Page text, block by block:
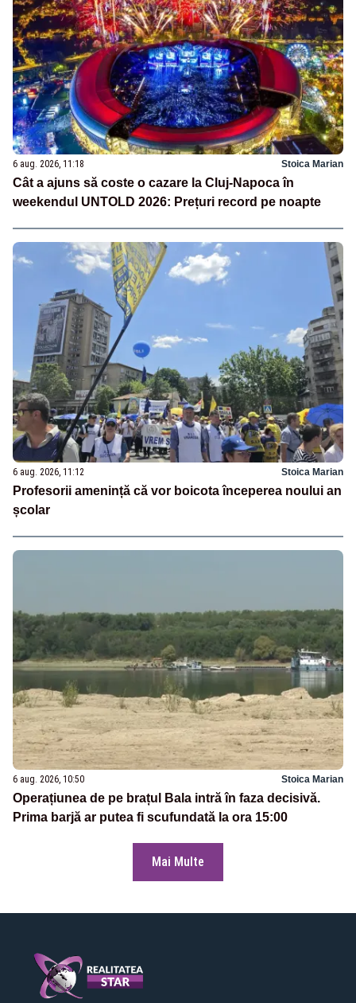
6 aug. 2026, 11:18 Stoica Marian
Cât a ajuns să coste o cazare la Cluj-Napoca în
weekendul UNTOLD 2026: Prețuri record pe noapte
6 aug. 2026, 11:12 Stoica Marian
Profesorii amenință că vor boicota începerea noului an
școlar
6 aug. 2026, 10:50 Stoica Marian
Operațiunea de pe brațul Bala intră în faza decisivă.
Prima barjă ar putea fi scufundată la ora 15:00
Mai Multe